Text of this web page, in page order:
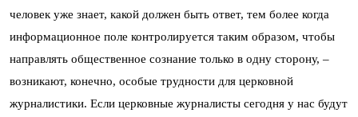
человек уже знает, какой должен быть ответ, тем более когда
информационное поле контролируется таким образом, чтобы
направлять общественное сознание только в одну сторону, –
возникают, конечно, особые трудности для церковной
журналистики. Если церковные журналисты сегодня у нас будут